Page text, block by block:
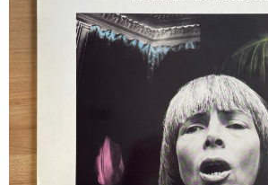
買取について
取り置きなどについて
Categories